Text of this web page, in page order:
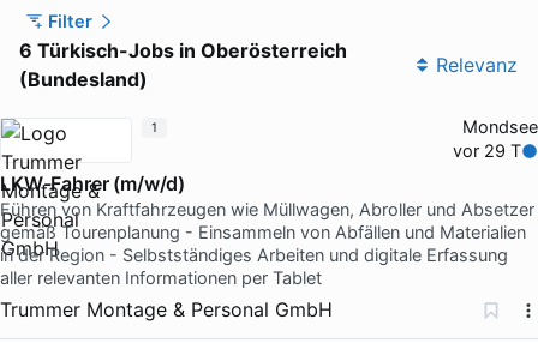
Filter
6 Türkisch-Jobs in Oberösterreich
(Bundesland)
Relevanz
Mondsee
vor 29 T
LKW-Fahrer (m/w/d)
Führen von Kraftfahrzeugen wie Müllwagen, Abroller und Absetzer
gemäß Tourenplanung - Einsammeln von Abfällen und Materialien
in der Region - Selbstständiges Arbeiten und digitale Erfassung
aller relevanten Informationen per Tablet
Trummer Montage & Personal GmbH
1